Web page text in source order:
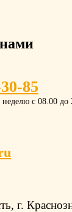
85
с 08.00 до
г.